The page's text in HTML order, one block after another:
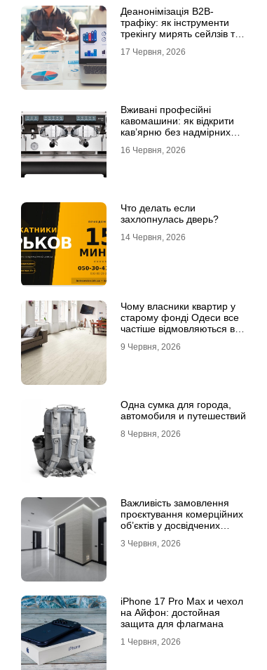
Деанонімізація B2B-
трафіку: як інструменти
трекінгу мирять сейлзів та
17 Червня, 2026
Вживані професійні
кавомашини: як відкрити
кав’ярню без надмірних
16 Червня, 2026
Что делать если
захлопнулась дверь?
14 Червня, 2026
Чому власники квартир у
старому фонді Одеси все
частіше відмовляються від
ламінату
9 Червня, 2026
Одна сумка для города,
автомобиля и путешествий
8 Червня, 2026
Важливість замовлення
проєктування комерційних
об’єктів у досвідчених
3 Червня, 2026
iPhone 17 Pro Max и чехол
на Айфон: достойная
защита для флагмана
1 Червня, 2026